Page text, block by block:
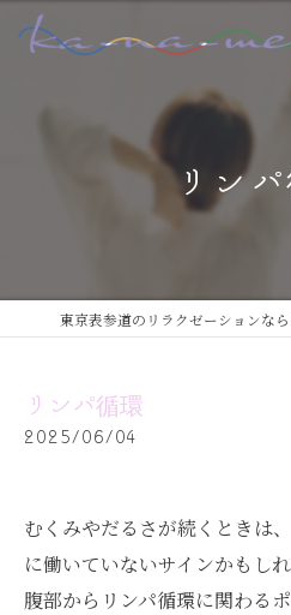
リン
リンパ循環
2025/06/04
むくみやだるさが続くときは
に働いていないサインかもし
腹部からリンパ循環に関わる